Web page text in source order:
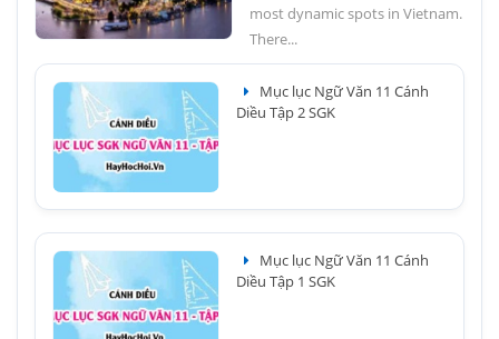
most dynamic spots in Vietnam.
There...
Mục lục Ngữ Văn 11 Cánh
Diều Tập 2 SGK
Mục lục Ngữ Văn 11 Cánh
Diều Tập 1 SGK